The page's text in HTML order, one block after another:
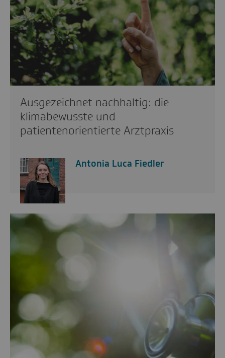
Ausgezeichnet nachhaltig: die
klimabewusste und
patientenorientierte Arztpraxis
Antonia Luca Fiedler